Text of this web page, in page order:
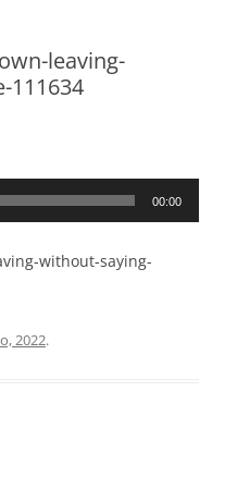
leaving-
111634
00:00
without-saying-
2022.